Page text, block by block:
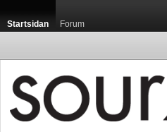
Startsidan Forum